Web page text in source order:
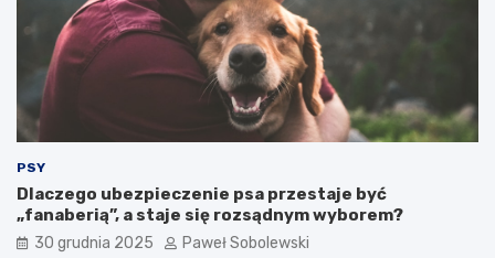
g
a
ć
PSY
Dlaczego ubezpieczenie psa przestaje być
„fanaberią”, a staje się rozsądnym wyborem?
30 grudnia 2025 Paweł Sobolewski